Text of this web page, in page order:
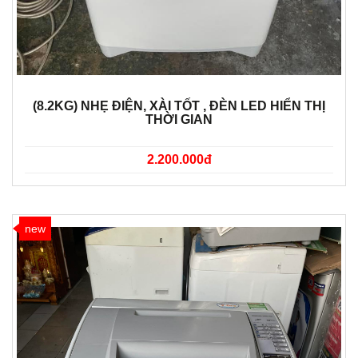
(8.2KG) NHẸ ĐIỆN, XÀI TỐT , ĐÈN LED HIỂN THỊ
THỜI GIAN
2.200.000đ
new